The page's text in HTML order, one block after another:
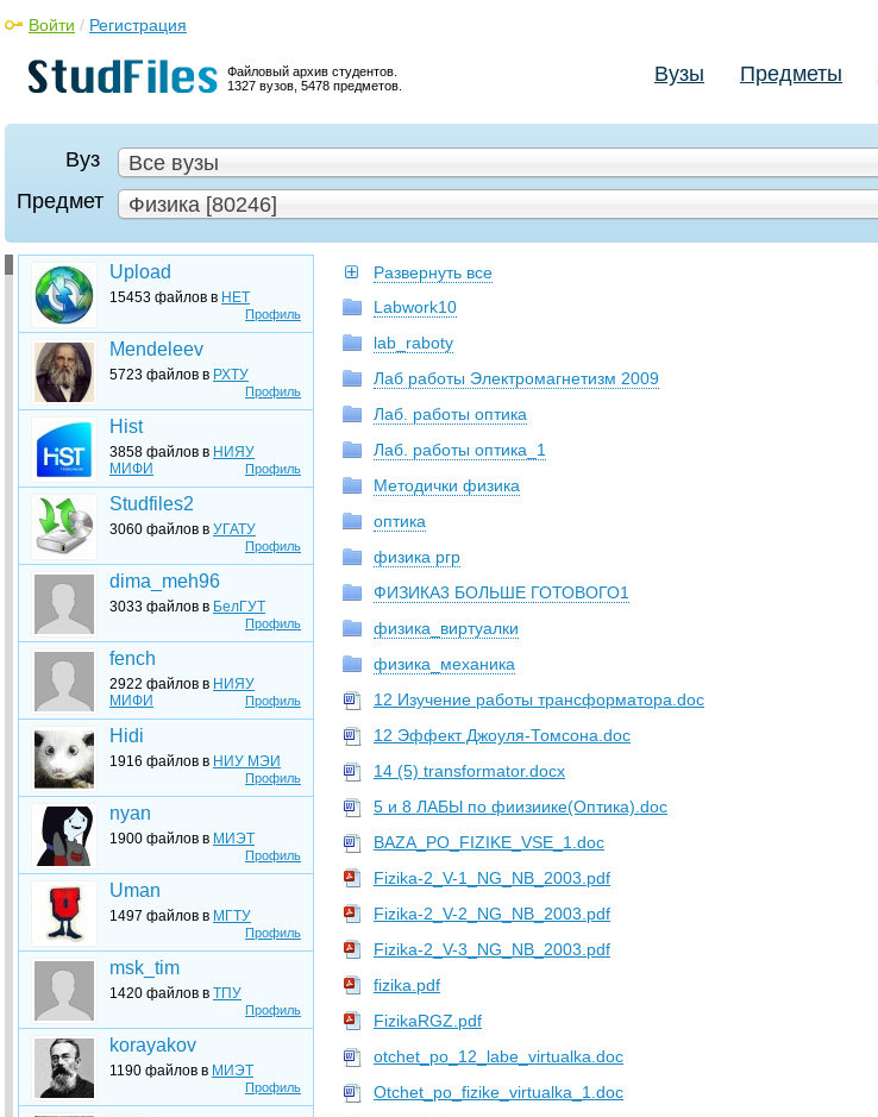
Файловый архив студентов.
1327 вузов, 5478 предметов.
Войти / Регистрация
Вузы Предметы
Вуз
Все вузы
Предмет
Физика [80246]
Профиль
Upload
15453 файлов в НЕТ
Профиль
Mendeleev
5723 файлов в РХТУ
Профиль
Hist
3858 файлов в НИЯУ
МИФИ
Профиль
Studfiles2
3060 файлов в УГАТУ
Профиль
dima_meh96
3033 файлов в БелГУТ
Профиль
fench
2922 файлов в НИЯУ
МИФИ
Профиль
Hidi
1916 файлов в НИУ МЭИ
Профиль
nyan
1900 файлов в МИЭТ
Профиль
Uman
1497 файлов в МГТУ
Профиль
msk_tim
1420 файлов в ТПУ
Профиль
korayakov
1190 файлов в МИЭТ
Развернуть все
Labwork10
lab_raboty
Лаб работы Электромагнетизм 2009
Лаб. работы оптика
Лаб. работы оптика_1
Методички физика
оптика
физика ргр
ФИЗИКА3 БОЛЬШЕ ГОТОВОГО1
физика_виртуалки
физика_механика
12 Изучение работы трансформатора.doc
12 Эффект Джоуля-Томсона.doc
14 (5) transformator.docx
5 и 8 ЛАБЫ по фиизиике(Оптика).doc
BAZA_PO_FIZIKE_VSE_1.doc
Fizika-2_V-1_NG_NB_2003.pdf
Fizika-2_V-2_NG_NB_2003.pdf
Fizika-2_V-3_NG_NB_2003.pdf
fizika.pdf
FizikaRGZ.pdf
otchet_po_12_labe_virtualka.doc
Otchet_po_fizike_virtualka_1.doc